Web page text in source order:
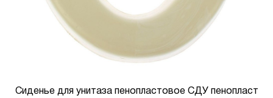
Сиденье для унитаза пенопластовое СДУ пенопласт